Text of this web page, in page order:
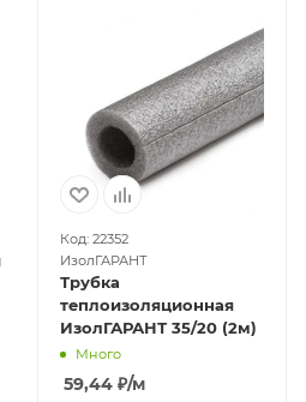
Код: 22352
ИзолГАРАНТ
Трубка
теплоизоляционная
ИзолГАРАНТ 35/20 (2м)
Много
59,44₽/м